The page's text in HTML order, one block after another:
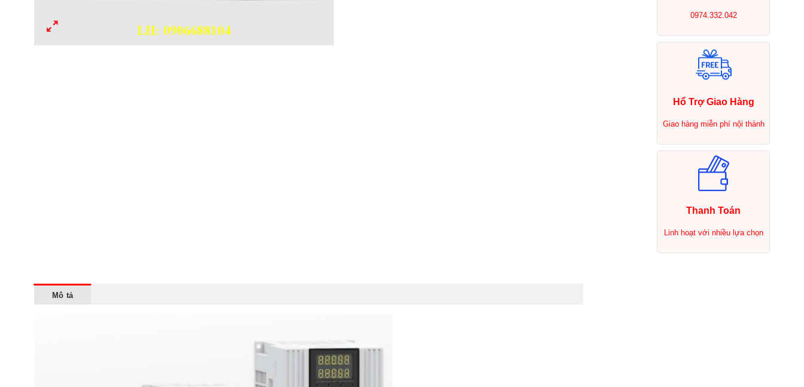
0974.332.042
Hổ Trợ Giao Hàng
Giao hàng miễn phí nội thành
Thanh Toán
Linh hoạt với nhiều lựa chọn
Mô tả